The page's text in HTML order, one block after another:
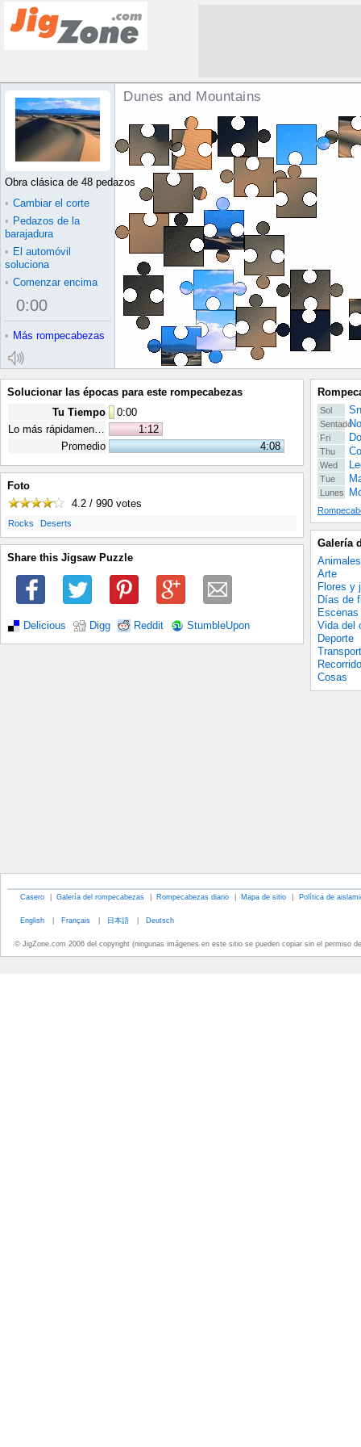
Dunes and Mountains
Obra clásica de 48 pedazos
• Cambiar el corte
• Pedazos de la
barajadura
• El automóvil
soluciona
• Comenzar encima
0:00
• Más rompecabezas
Solucionar las épocas para este rompecabezas
Tu Tiempo
0:00
Lo más rápidamente posible
1:12
Promedio
4:08
Foto
4.2 / 990 votes
Rocks Deserts
Share this Jigsaw Puzzle
Delicious Digg Reddit StumbleUpon
Sol
Sentado
Fri
Thu
Wed
Tue
Lunes
Galería
Animales
Arte
Flores y
Días de
Vida del
Deporte
Recorrido
Cosas
Casero | Galería del rompecabezas | Rompecabezas diario | Mapa de sitio | Política de
English | Français | 日本語 | Deutsch
© JigZone.com 2006 del copyright (ningunas imágenes en este sitio se pueden copiar sin el permiso